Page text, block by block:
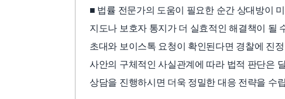
■ 법률 전문가의 도움이 필요한 순간 상대방이
지도나 보호자 통지가 더 실효적인 해결책이 될
초대와 보이스톡 요청이 확인된다면 경찰에 진
사안의 구체적인 사실관계에 따라 법적 판단은
상담을 진행하시면 더욱 정밀한 대응 전략을 수